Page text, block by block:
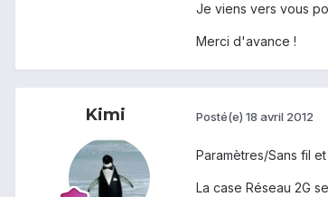
Je viens vers vous
Merci d'avance !
Kimi Posté(e) 18 avril 2012
Paramètres/Sans fil
La case Réseau 2G